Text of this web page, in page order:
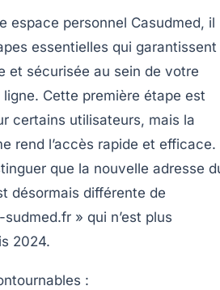
espace personnel Casudmed, il
essentielles qui garantissent
et sécurisée au sein de votre
Cette première étape est
certains utilisateurs, mais la
rend l’accès rapide et efficace.
que la nouvelle adresse
désormais différente de
sudmed.fr » qui n’est plus
2024.
: